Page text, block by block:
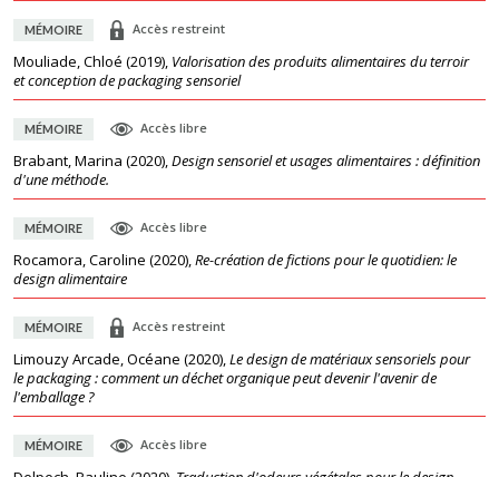
MÉMOIRE Accès restreint
Mouliade, Chloé (2019), Valorisation des produits alimentaires du terroir
et conception de packaging sensoriel
MÉMOIRE Accès libre
Brabant, Marina (2020),Design sensoriel et usages alimentaires : définition
d'une méthode.
MÉMOIRE Accès libre
Rocamora, Caroline (2020),Re-création de fictions pour le quotidien: le
design alimentaire
MÉMOIRE Accès restreint
Limouzy Arcade, Océane (2020),Le design de matériaux sensoriels pour
le packaging : comment un déchet organique peut devenir l'avenir de
l'emballage ?
MÉMOIRE Accès libre